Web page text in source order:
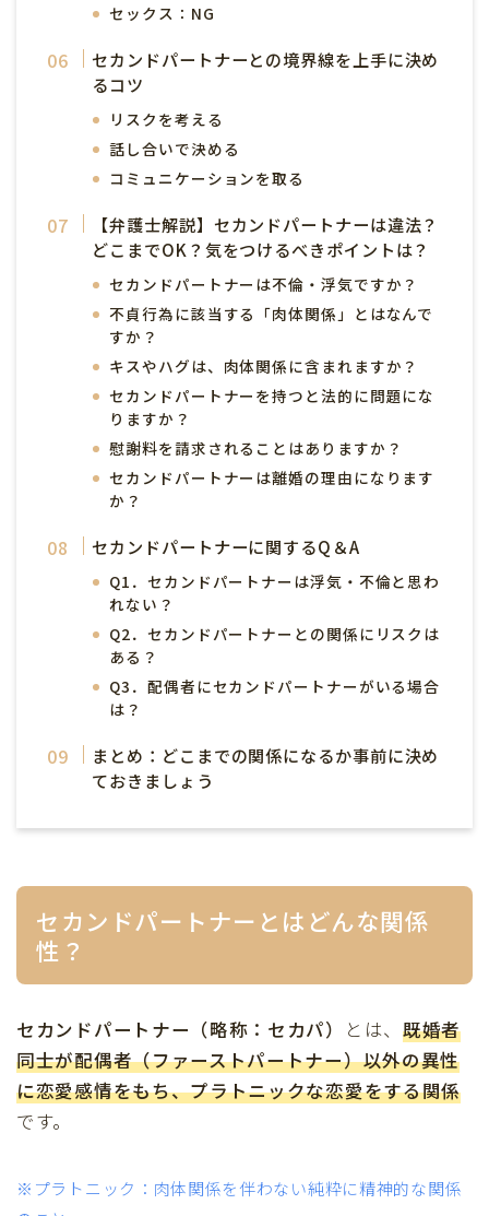
セックス：NG
セカンドパートナーとの境界線を上手に決め
るコツ
リスクを考える
話し合いで決める
コミュニケーションを取る
【弁護士解説】セカンドパートナーは違法？
どこまでOK？気をつけるべきポイントは？
セカンドパートナーは不倫・浮気ですか？
不貞行為に該当する「肉体関係」とはなんで
すか？
キスやハグは、肉体関係に含まれますか？
セカンドパートナーを持つと法的に問題にな
りますか？
慰謝料を請求されることはありますか？
セカンドパートナーは離婚の理由になります
か？
セカンドパートナーに関するQ＆A
Q1．セカンドパートナーは浮気・不倫と思わ
れない？
Q2．セカンドパートナーとの関係にリスクは
ある？
Q3．配偶者にセカンドパートナーがいる場合
は？
まとめ：どこまでの関係になるか事前に決め
ておきましょう
セカンドパートナーとはどんな関係
性？
セカンドパートナー（略称：セカパ） とは、既婚者
同士が配偶者（ファーストパートナー）以外の異性
に恋愛感情をもち、プラトニックな恋愛をする関係
です。
※プラトニック：肉体関係を伴わない純粋に精神的な関係